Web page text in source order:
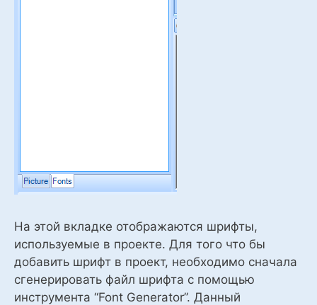
На этой вкладке отображаются шрифты,
используемые в проекте. Для того что бы
добавить шрифт в проект, необходимо сначала
сгенерировать файл шрифта с помощью
инструмента “Font Generator”. Данный